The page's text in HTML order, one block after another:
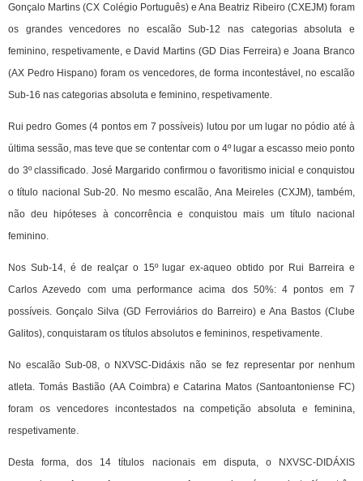
Gonçalo Martins (CX Colégio Português) e Ana Beatriz Ribeiro (CXEJM) foram
os grandes vencedores no escalão Sub-12 nas categorias absoluta e
feminino, respetivamente, e David Martins (GD Dias Ferreira) e Joana Branco
(AX Pedro Hispano) foram os vencedores, de forma incontestável, no escalão
Sub-16 nas categorias absoluta e feminino, respetivamente.
Rui pedro Gomes (4 pontos em 7 possíveis) lutou por um lugar no pódio até à
última sessão, mas teve que se contentar com o 4º lugar a escasso meio ponto
do 3º classificado. José Margarido confirmou o favoritismo inicial e conquistou
o título nacional Sub-20. No mesmo escalão, Ana Meireles (CXJM), também,
não deu hipóteses à concorrência e conquistou mais um título nacional
feminino.
Nos Sub-14, é de realçar o 15º lugar ex-aqueo obtido por Rui Barreira e
Carlos Azevedo com uma performance acima dos 50%: 4 pontos em 7
possíveis. Gonçalo Silva (GD Ferroviários do Barreiro) e Ana Bastos (Clube
Galitos), conquistaram os títulos absolutos e femininos, respetivamente.
No escalão Sub-08, o NXVSC-Didáxis não se fez representar por nenhum
atleta. Tomás Bastião (AA Coimbra) e Catarina Matos (Santoantoniense FC)
foram os vencedores incontestados na competição absoluta e feminina,
respetivamente.
Desta forma, dos 14 títulos nacionais em disputa, o NXVSC-DIDÁXIS